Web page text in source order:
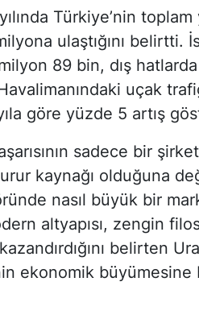
Türkiye’nin
ulaştığını belirtti.
89 bin, dış
uçak
göre yüzde 5 artış
sadece bir
kaynağı olduğuna
nasıl büyük bir
altyapısı, zengin
belirten
ekonomik büyümesine